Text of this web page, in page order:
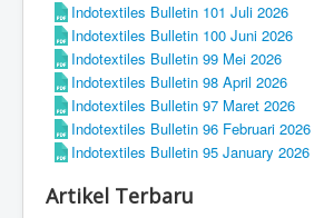
Indotextiles Bulletin 101 Juli 2026
Indotextiles Bulletin 100 Juni 2026
Indotextiles Bulletin 99 Mei 2026
Indotextiles Bulletin 98 April 2026
Indotextiles Bulletin 97 Maret 2026
Indotextiles Bulletin 96 Februari 2026
Indotextiles Bulletin 95 January 2026
Artikel Terbaru